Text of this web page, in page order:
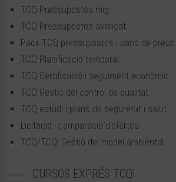
TCQ Pressupostos mig
TCQ Pressupostos avançat
Pack TCQ pressupostos i banc de preus
TCQ Planificació temporal
TCQ Certificació i seguiment econòmic
TCQ Gestió del control de qualitat
TCQ estudi i plans de seguretat i salut
Licitació i comparació d’ofertes
TCQ/TCQi Gestió del model ambiental
CURSOS EXPRÉS TCQI